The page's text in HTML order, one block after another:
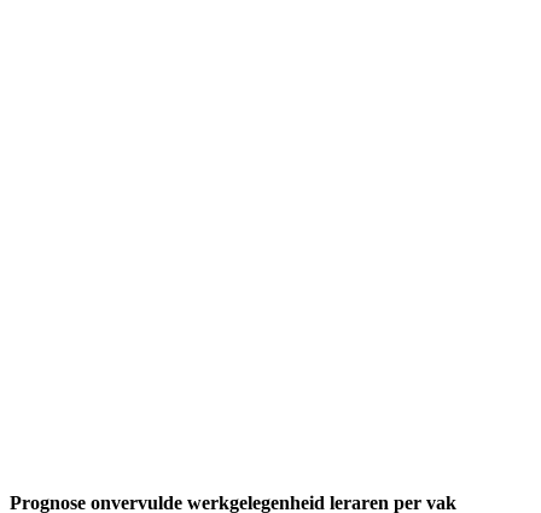
Prognose onvervulde werkgelegenheid leraren per vak